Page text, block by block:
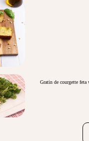
Gratin de courgette feta